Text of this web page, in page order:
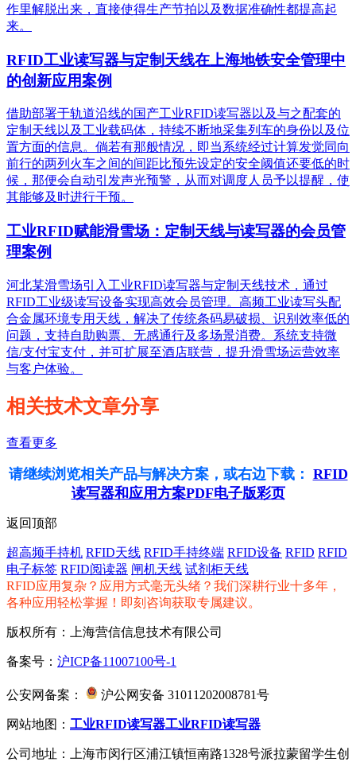
作里解脱出来，直接使得生产节拍以及数据准确性都提高起
来。
RFID工业读写器与定制天线在上海地铁安全管理中
的创新应用案例
借助部署于轨道沿线的国产工业RFID读写器以及与之配套的
定制天线以及工业载码体，持续不断地采集列车的身份以及位
置方面的信息。倘若有那般情况，即当系统经过计算发觉同向
前行的两列火车之间的间距比预先设定的安全阈值还要低的时
候，那便会自动引发声光预警，从而对调度人员予以提醒，使
其能够及时进行干预。
工业RFID赋能滑雪场：定制天线与读写器的会员管
理案例
河北某滑雪场引入工业RFID读写器与定制天线技术，通过
RFID工业级读写设备实现高效会员管理。高频工业读写头配
合金属环境专用天线，解决了传统条码易破损、识别效率低的
问题，支持自助购票、无感通行及多场景消费。系统支持微
信/支付宝支付，并可扩展至酒店联营，提升滑雪场运营效率
与客户体验。
相关技术文章分享
查看更多
请继续浏览相关产品与解决方案，或右边下载： RFID
读写器和应用方案PDF电子版彩页
返回顶部
超高频手持机 RFID天线 RFID手持终端 RFID设备 RFID RFID
电子标签 RFID阅读器 闸机天线 试剂柜天线
RFID应用复杂？应用方式毫无头绪？我们深耕行业十多年，
各种应用轻松掌握！即刻咨询获取专属建议。
版权所有：上海营信信息技术有限公司
备案号： 沪ICP备11007100号-1
公安网备案： 沪公网安备 31011202008781号
网站地图： 工业RFID读写器工业RFID读写器
公司地址：上海市闵行区浦江镇恒南路1328号派拉蒙留学生创